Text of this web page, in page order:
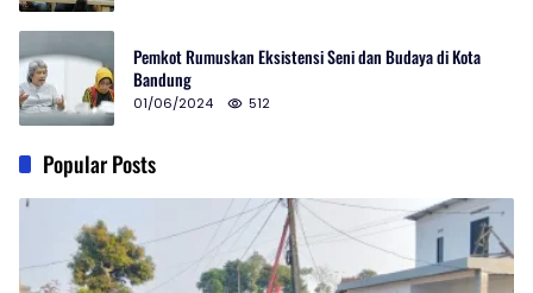
Pemkot Rumuskan Eksistensi Seni dan Budaya di Kota
Bandung
01/06/2024 512
Popular Posts